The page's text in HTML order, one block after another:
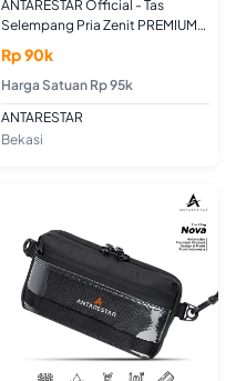
ANTARESTAR Official - Tas
Selempang Pria Zenit PREMIUM
QUALITY Tas Selempang Wanita
Waistbag Anti Air Keren Trendy
Rp 90k
Harga Satuan Rp 95k
ANTARESTAR
Bekasi